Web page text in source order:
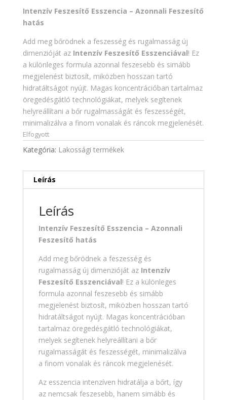
Intenzív Feszesítő Esszencia – Azonnali Feszesítő
hatás
Add meg bőrödnek a feszesség és rugalmasság új
dimenzióját az Intenzív Feszesítő Esszenciával! Ez
a különleges formula azonnal feszesebb és simább
megjelenést biztosít, miközben hosszan tartó
hidratáltságot nyújt. Magas koncentrációban tartalmaz
öregedésgátló technológiákat, melyek segítenek
helyreállítani a bőr rugalmasságát és feszességét,
minimalizálva a finom vonalak és ráncok megjelenését.
Elfogyott
Kategória: Lakossági termékek
Leírás
Leírás
Intenzív Feszesítő Esszencia – Azonnali
Feszesítő hatás
Add meg bőrödnek a feszesség és
rugalmasság új dimenzióját az Intenzív
Feszesítő Esszenciával! Ez a különleges
formula azonnal feszesebb és simább
megjelenést biztosít, miközben hosszan tartó
hidratáltságot nyújt. Magas koncentrációban
tartalmaz öregedésgátló technológiákat,
melyek segítenek helyreállítani a bőr
rugalmasságát és feszességét, minimalizálva
a finom vonalak és ráncok megjelenését.
Az esszencia intenzíven hidratálja a bőrt, így
az nemcsak feszesebb, hanem simább és